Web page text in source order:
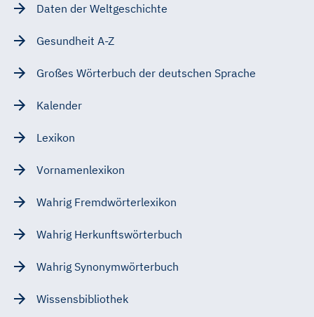
Daten der Weltgeschichte
Gesundheit A-Z
Großes Wörterbuch der deutschen Sprache
Kalender
Lexikon
Vornamenlexikon
Wahrig Fremdwörterlexikon
Wahrig Herkunftswörterbuch
Wahrig Synonymwörterbuch
Wissensbibliothek